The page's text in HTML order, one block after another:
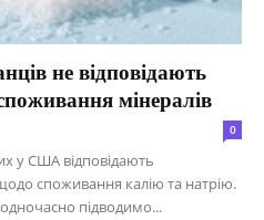
не відповідають
мінералів
0
у США відповідають
споживання калію та натрію.
підводимо...